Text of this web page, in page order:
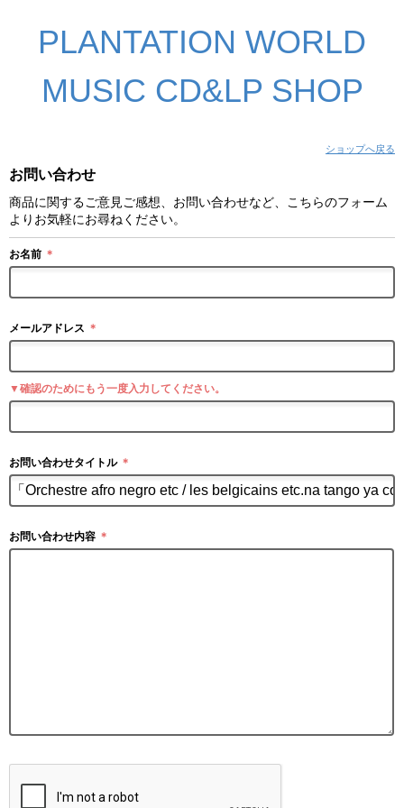
PLANTATION WORLD
MUSIC CD&LP SHOP
ショップへ戻る
お問い合わせ
商品に関するご意見ご感想、お問い合わせなど、こちらのフォーム
よりお気軽にお尋ねください。
お名前 ＊
メールアドレス ＊
▼確認のためにもう一度入力してください。
お問い合わせタイトル ＊
お問い合わせ内容 ＊